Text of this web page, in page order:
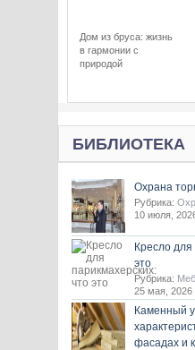
Дом из бруса: жизнь
в гармонии с
природой
БИБЛИОТЕКА
Охрана
Рубрика:
10 июля,
Кресло для
это
Рубрика:
25 мая, 2026
Каменный
фасадах и